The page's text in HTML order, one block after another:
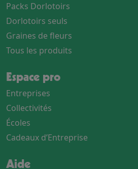
Packs Dorlotoirs
Dorlotoirs seuls
Graines de fleurs
Tous les produits
Espace pro
Entreprises
Collectivités
Écoles
Cadeaux d’Entreprise
Aide